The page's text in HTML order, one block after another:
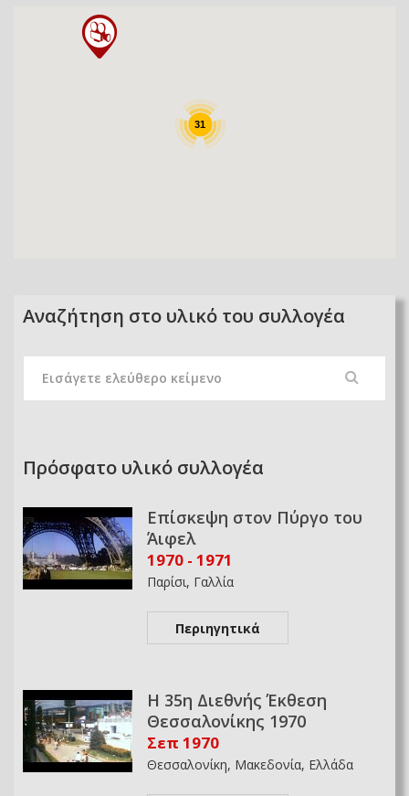
31
Αναζήτηση στο υλικό του συλλογέα
Πρόσφατο υλικό συλλογέα
Επίσκεψη στον Πύργο του
Άιφελ
1970 - 1971
Παρίσι, Γαλλία
Περιηγητικά
Η 35η Διεθνής Έκθεση
Θεσσαλονίκης 1970
Σεπ 1970
Θεσσαλονίκη, Μακεδονία, Ελλάδα